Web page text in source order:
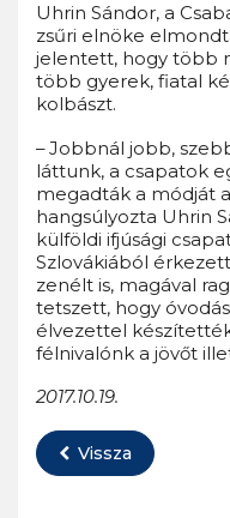
Uhrin Sándor, a
zsűri elnöke
jelentett, hogy több
több gyerek, fiatal
kolbászt.
– Jobbnál jobb,
láttunk, a csapatok
megadták a módját
hangsúlyozta Uhrin
külföldi ifjúsági
Szlovákiából
zenélt is, magával
tetszett, hogy
élvezettel
félnivalónk a jövőt
2017.10.19.
Vissza